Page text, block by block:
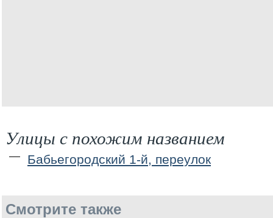
Улицы с похожим названием
Бабьегородский 1-й, переулок
Смотрите также